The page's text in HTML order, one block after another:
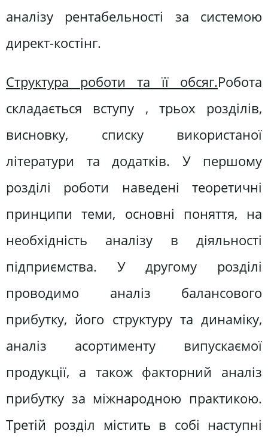
аналізу рентабельності за системою
директ-костінг.
Структура роботи та її обсяг.Робота
складається вступу , трьох розділів,
висновку, списку використаної
літератури та додатків. У першому
розділі роботи наведені теоретичні
принципи теми, основні поняття, на
необхідність аналізу в діяльності
підприємства. У другому розділі
проводимо аналіз балансового
прибутку, його структуру та динаміку,
аналіз асортименту випускаємої
продукції, а також факторний аналіз
прибутку за міжнародною практикою.
Третій розділ містить в собі наступні